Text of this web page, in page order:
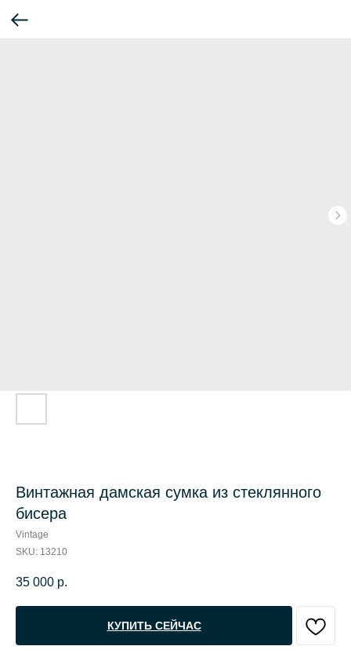
Винтажная дамская сумка из стеклянного
бисера
Vintage
SKU: 13210
35 000 р.
КУПИТЬ СЕЙЧАС